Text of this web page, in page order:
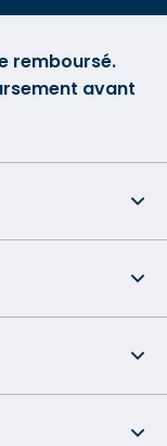
remboursé.
avant